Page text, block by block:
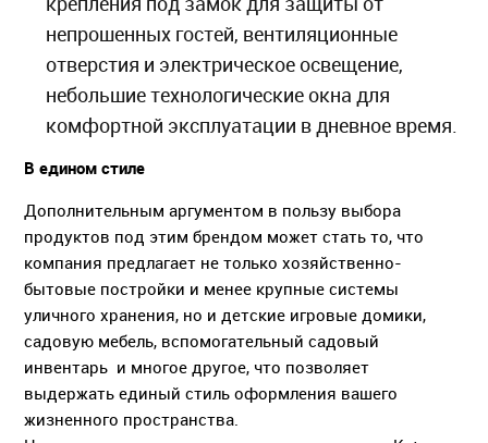
непрошенных гостей, вентиляционные
отверстия и электрическое освещение,
небольшие технологические окна для
комфортной эксплуатации в дневное время.
В едином стиле
Дополнительным аргументом в пользу выбора
продуктов под этим брендом может стать то, что
компания предлагает не только хозяйственно-
бытовые постройки и менее крупные системы
уличного хранения, но и детские игровые домики,
садовую мебель, вспомогательный садовый
инвентарь и многое другое, что позволяет
выдержать единый стиль оформления вашего
жизненного пространства.